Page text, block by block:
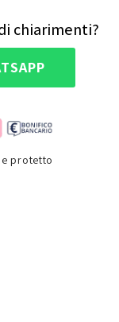
chiarimenti?
protetto